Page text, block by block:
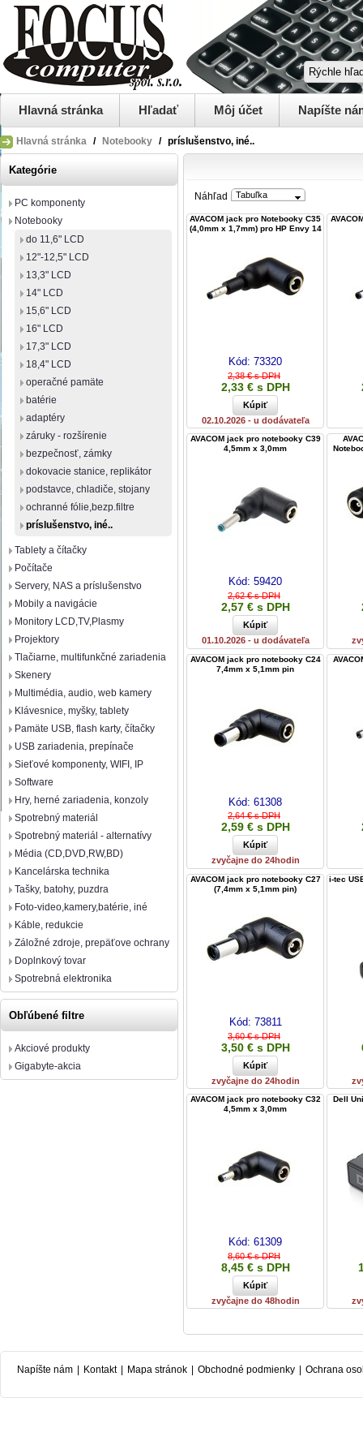
Hlavná stránka Hľadať Môj účet Napíšte
Hlavná stránka / Notebooky / príslušenstvo, iné..
Kategórie
PC komponenty
Notebooky
do 11,6" LCD
12"-12,5" LCD
13,3" LCD
14" LCD
15,6" LCD
16" LCD
17,3" LCD
18,4" LCD
operačné pamäte
batérie
adaptéry
záruky - rozšírenie
bezpečnosť, zámky
dokovacie stanice, replikátor
podstavce, chladiče, stojany
ochranné fólie,bezp.filtre
príslušenstvo, iné..
Tablety a čítačky
Počítače
Servery, NAS a príslušenstvo
Mobily a navigácie
Monitory LCD,TV,Plasmy
Projektory
Tlačiarne, multifunkčné zariadenia
Skenery
Multimédia, audio, web kamery
Klávesnice, myšky, tablety
Pamäte USB, flash karty, čítačky
USB zariadenia, prepínače
Sieťové komponenty, WIFI, IP
Software
Hry, herné zariadenia, konzoly
Spotrebný materiál
Spotrebný materiál - alternatívy
Média (CD,DVD,RW,BD)
Kancelárska technika
Tašky, batohy, puzdra
Foto-video,kamery,batérie, iné
Káble, redukcie
Záložné zdroje, prepäťove ochrany
Doplnkový tovar
Spotrebná elektronika
Obľúbené filtre
Akciové produkty
Gigabyte-akcia
Náhľad Tabuľka
AVACOM jack pro Notebooky C35
(4,0mm x 1,7mm) pro HP Envy 14
Kód: 73320
2,38 € s DPH
2,33 € s DPH
02.10.2026 - u dodávateľa
AVACOM jack pro notebooky C39
4,5mm x 3,0mm
Kód: 59420
2,62 € s DPH
2,57 € s DPH
01.10.2026 - u dodávateľa
AVACOM jack pro notebooky C24
7,4mm x 5,1mm pin
Kód: 61308
2,64 € s DPH
2,59 € s DPH
zvyčajne do 24hodin
AVACOM jack pro notebooky C27
(7,4mm x 5,1mm pin)
Kód: 73811
3,60 € s DPH
3,50 € s DPH
zvyčajne do 24hodin
i-tec
AVACOM jack pro notebooky C32
4,5mm x 3,0mm
Kód: 61309
8,60 € s DPH
8,45 € s DPH
zvyčajne do 48hodin
Dell
Napíšte nám Kontakt Mapa stránok Obchodné podmienky Ochrana